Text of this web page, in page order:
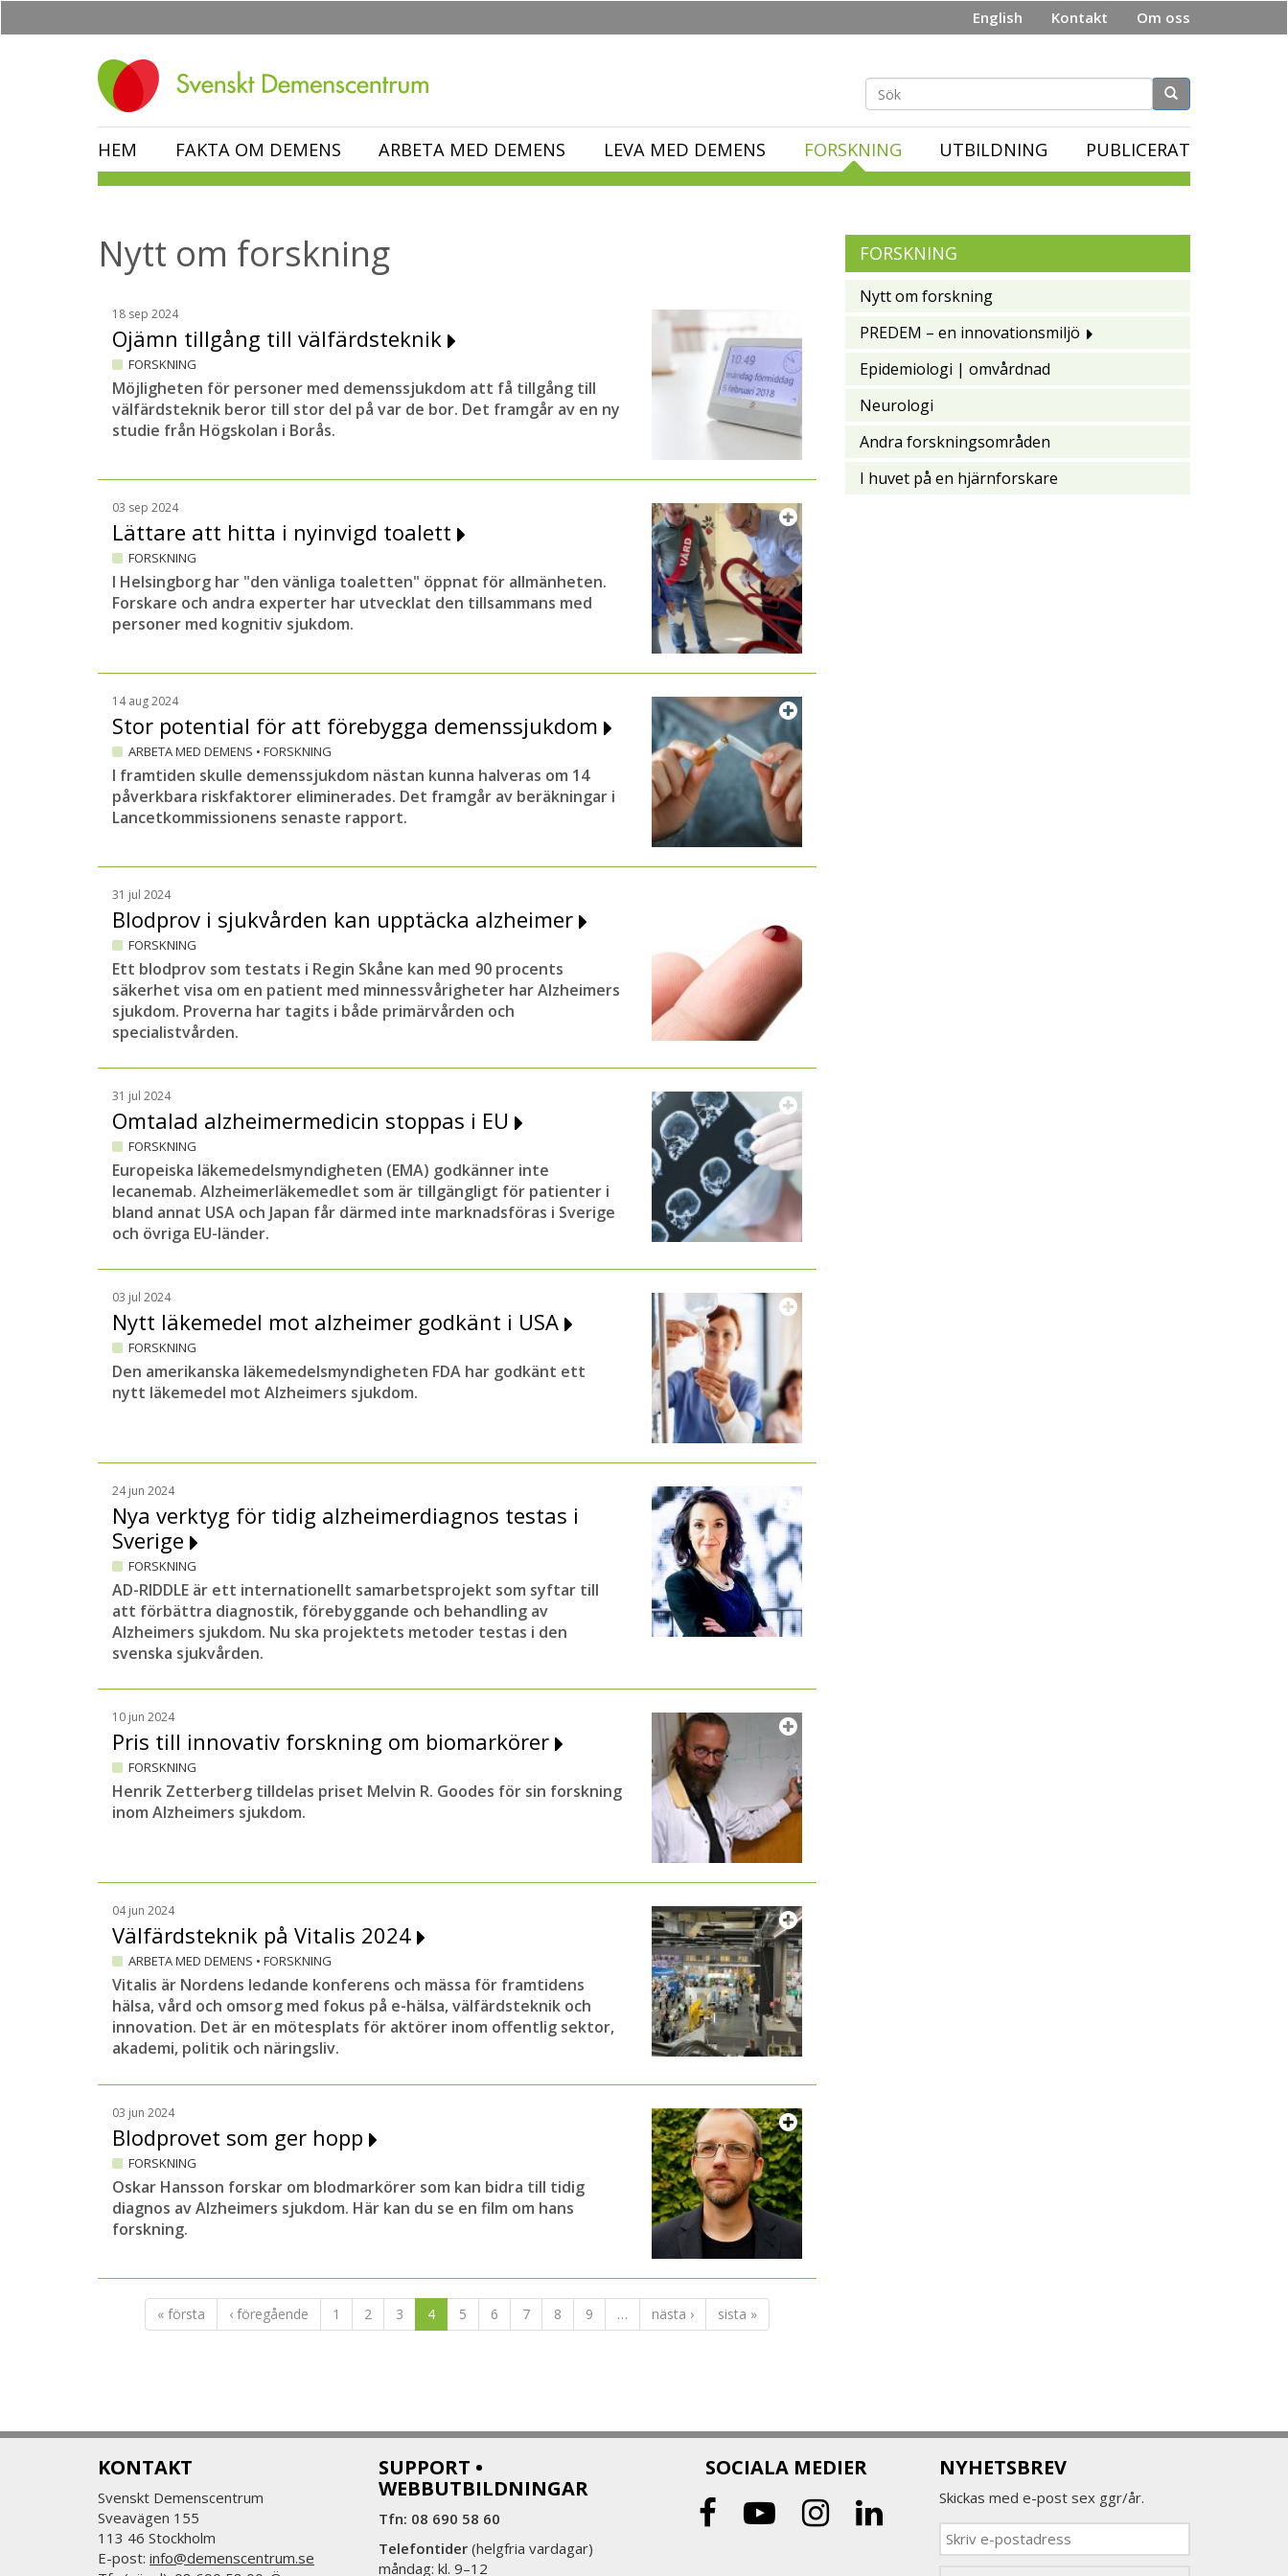
English Kontakt Om oss
Sökformulär
HEM FAKTA OM DEMENS ARBETA MED DEMENS LEVA MED DEMENS FORSKNING UTBILDNING PUBLICERAT
Nytt om forskning
18 sep 2024
Ojämn tillgång till välfärdsteknik
FORSKNING
Möjligheten för personer med demenssjukdom att få tillgång till
välfärdsteknik beror till stor del på var de bor. Det framgår av en ny
studie från Högskolan i Borås.
03 sep 2024
Lättare att hitta i nyinvigd toalett
FORSKNING
I Helsingborg har "den vänliga toaletten" öppnat för allmänheten.
Forskare och andra experter har utvecklat den tillsammans med
personer med kognitiv sjukdom.
14 aug 2024
Stor potential för att förebygga demenssjukdom
ARBETA MED DEMENS • FORSKNING
I framtiden skulle demenssjukdom nästan kunna halveras om 14
påverkbara riskfaktorer eliminerades. Det framgår av beräkningar i
Lancetkommissionens senaste rapport.
31 jul 2024
Blodprov i sjukvården kan upptäcka alzheimer
FORSKNING
Ett blodprov som testats i Regin Skåne kan med 90 procents
säkerhet visa om en patient med minnessvårigheter har Alzheimers
sjukdom. Proverna har tagits i både primärvården och
specialistvården.
31 jul 2024
Omtalad alzheimermedicin stoppas i EU
FORSKNING
Europeiska läkemedelsmyndigheten (EMA) godkänner inte
lecanemab. Alzheimerläkemedlet som är tillgängligt för patienter i
bland annat USA och Japan får därmed inte marknadsföras i Sverige
och övriga EU-länder.
03 jul 2024
Nytt läkemedel mot alzheimer godkänt i USA
FORSKNING
Den amerikanska läkemedelsmyndigheten FDA har godkänt ett
nytt läkemedel mot Alzheimers sjukdom.
24 jun 2024
Nya verktyg för tidig alzheimerdiagnos testas i
Sverige
FORSKNING
AD-RIDDLE är ett internationellt samarbetsprojekt som syftar till
att förbättra diagnostik, förebyggande och behandling av
Alzheimers sjukdom. Nu ska projektets metoder testas i den
svenska sjukvården.
10 jun 2024
Pris till innovativ forskning om biomarkörer
FORSKNING
Henrik Zetterberg tilldelas priset Melvin R. Goodes för sin forskning
inom Alzheimers sjukdom.
04 jun 2024
Välfärdsteknik på Vitalis 2024
ARBETA MED DEMENS • FORSKNING
Vitalis är Nordens ledande konferens och mässa för framtidens
hälsa, vård och omsorg med fokus på e-hälsa, välfärdsteknik och
innovation. Det är en mötesplats för aktörer inom offentlig sektor,
akademi, politik och näringsliv.
03 jun 2024
Blodprovet som ger hopp
FORSKNING
Oskar Hansson forskar om blodmarkörer som kan bidra till tidig
diagnos av Alzheimers sjukdom. Här kan du se en film om hans
forskning.
« första ‹ föregående 1 2 3 4 5 6 7 8 9 … nästa › sista »
FORSKNING
Nytt om forskning
PREDEM – en innovationsmiljö
Epidemiologi | omvårdnad
Neurologi
Andra forskningsområden
I huvet på en hjärnforskare
KONTAKT
Svenskt Demenscentrum
Sveavägen 155
113 46 Stockholm
E-post: info@demenscentrum.se
SUPPORT •
WEBBUTBILDNINGAR
Tfn: 08 690 58 60
Telefontider(helgfria vardagar)
måndag: kl. 9–12
SOCIALA MEDIER NYHETSBREV
Skickas med e-post sex ggr/år.